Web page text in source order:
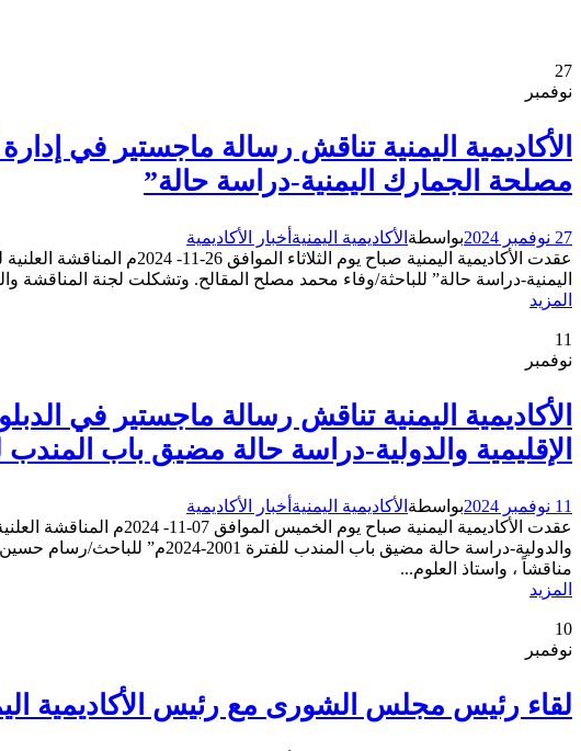
27
نوفمبر
الأكاديمية اليمنية تناقش رسالة ماجستير في
مصلحة الجمارك اليمنية-دراسة حالة”
27 نوفمبر 2024 بواسطة الأكاديمية اليمنية أخبار الأكاديمية
عقدت الأكاديمية اليمنية
اليمنية-دراسة حالة” للباحثة/وفاء محمد مصلح المقالح. وتشكلت لجنة المناقشة
المزيد
11
نوفمبر
الأكاديمية اليمنية تناقش رسالة ماجستير في
الإقليمية والدولية-دراسة حالة مضيق باب المندب للفترة
11 نوفمبر 2024 بواسطة الأكاديمية اليمنية أخبار الأكاديمية
عقدت الأكاديمية
والدولية-دراسة حالة مضيق
مناقشاً ، واستاذ العلوم...
المزيد
10
نوفمبر
لقاء رئيس مجلس الشورى مع رئيس الأكاديمية